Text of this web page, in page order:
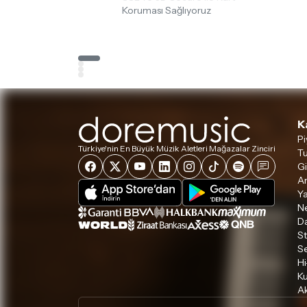
Koruması Sağlıyoruz
Türkiye'nin En Büyük Müzik Aletleri Mağazalar Zinciri